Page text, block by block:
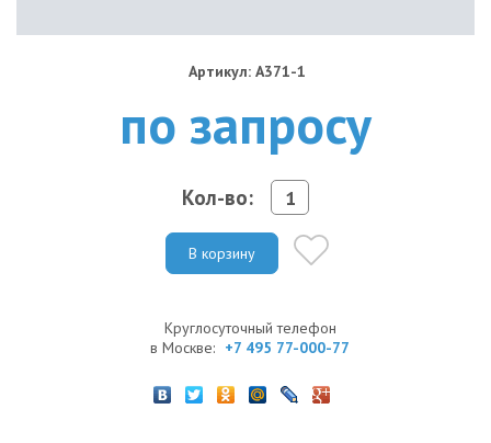
Артикул: A371-1
по запросу
Кол-во:
В корзину
Круглосуточный телефон
в Москве: +7 495 77-000-77